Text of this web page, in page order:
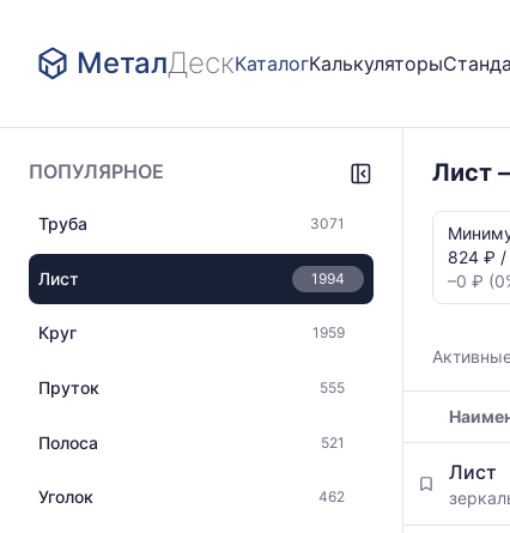
МеталДескКаталогКалькуляторы
ПОПУЛЯРНОЕ
Труба 3071
Лист 1994
Круг 1959
Пруток 555
Полоса 521
Уголок 462
Лист
цен:
Лист
медь
Показаны
и
цена
824 ₽
–0 ₽
цен
Лист